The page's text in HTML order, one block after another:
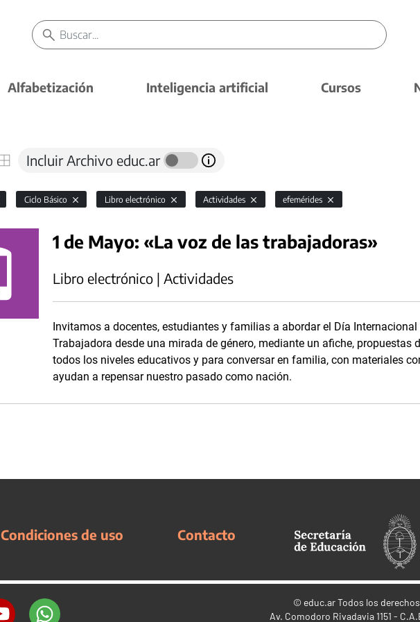
Alfabetización Inteligencia artificial Cursos
Incluir Archivo educ.ar
Ciclo Básico Libro electrónico Actividades efemérides
1 de Mayo: «La voz de las trabajadoras»
Libro electrónico | Actividades
Invitamos a docentes, estudiantes y familias a abordar el Día
Trabajadora desde una mirada de género, mediante un afiche, propuestas
todos los niveles educativos y para conversar en familia, con materiales
ayudan a repensar nuestro pasado como nación.
Condiciones de uso Contacto
© educ.arTodos los
Av. Comodoro Rivadavia 1151 -